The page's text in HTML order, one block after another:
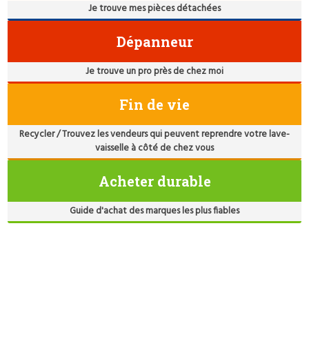
Je trouve mes pièces détachées
Dépanneur
Je trouve un pro près de chez moi
Fin de vie
Recycler / Trouvez les vendeurs qui peuvent reprendre votre lave-
vaisselle à côté de chez vous
Acheter durable
Guide d'achat des marques les plus fiables